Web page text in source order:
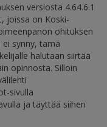
versiosta 4.64.6.1
joissa on Koski-
ohituksen
synny, tämä
halutaan siirtää
opinnosta. Silloin
sivulla
ja täyttää siihen